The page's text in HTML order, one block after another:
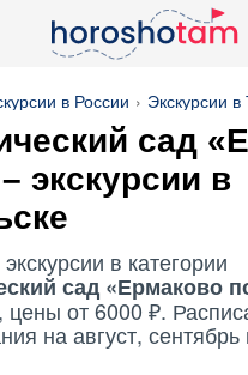
в России Экскурсии в
сад
экскурсии в
в категории
сад «Ермаково
цены от 6000 ₽.
на август, сентябрь